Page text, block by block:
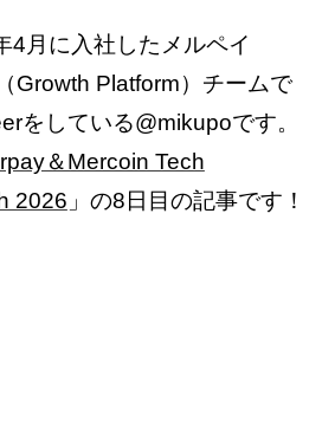
4月に入社したメルペイ
Growth Platform）チームで
をしている@mikupoです。
＆Mercoin Tech
2026 」の8日目の記事です！